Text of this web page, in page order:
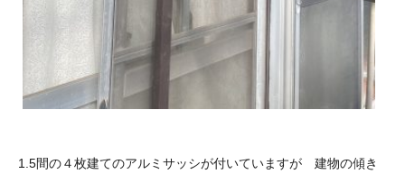
1.5間の４枚建てのアルミサッシが付いていますが 建物の傾き